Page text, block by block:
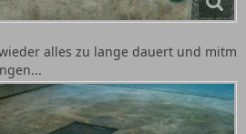
alles zu lange dauert und mitm